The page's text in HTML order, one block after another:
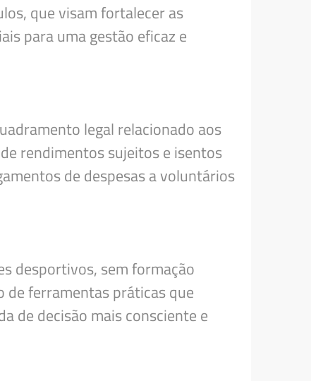
que visam fortalecer as
para uma gestão eficaz e
legal relacionado aos
rendimentos sujeitos e isentos
de despesas a voluntários
desportivos, sem formação
de ferramentas práticas que
de decisão mais consciente e